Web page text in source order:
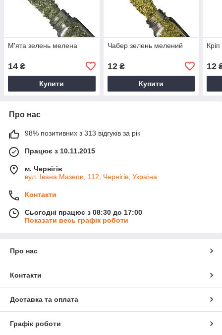
М'ята зелень мелена
14 ₴
Купити
Чабер зелень мелений
12₴
Купити
12
Про нас
98% позитивних з 313 відгуків за рік
Працює з 10.11.2015
м. Чернігів
вул. Івана Мазепи, 112, Чернігів, Україна
Контакти
Сьогодні працює з 08:30 до 17:00
Показати весь графік роботи
Про нас
Контакти
Доставка та оплата
Графік роботи